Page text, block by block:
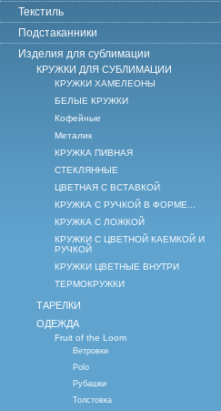
Текстиль
Подстаканники
Изделия для сублимации
КРУЖКИ ДЛЯ СУБЛИМАЦИИ
КРУЖКИ ХАМЕЛЕОНЫ
БЕЛЫЕ КРУЖКИ
Кофейные
Металик
КРУЖКА ПИВНАЯ
СТЕКЛЯННЫЕ
ЦВЕТНАЯ С ВСТАВКОЙ
КРУЖКА С РУЧКОЙ В ФОРМЕ...
КРУЖКА С ЛОЖКОЙ
КРУЖКИ С ЦВЕТНОЙ КАЕМКОЙ И
РУЧКОЙ
КРУЖКИ ЦВЕТНЫЕ ВНУТРИ
ТЕРМОКРУЖКИ
ТАРЕЛКИ
ОДЕЖДА
Fruit of the Loom
Ветровки
Polo
Рубашки
Толстовка